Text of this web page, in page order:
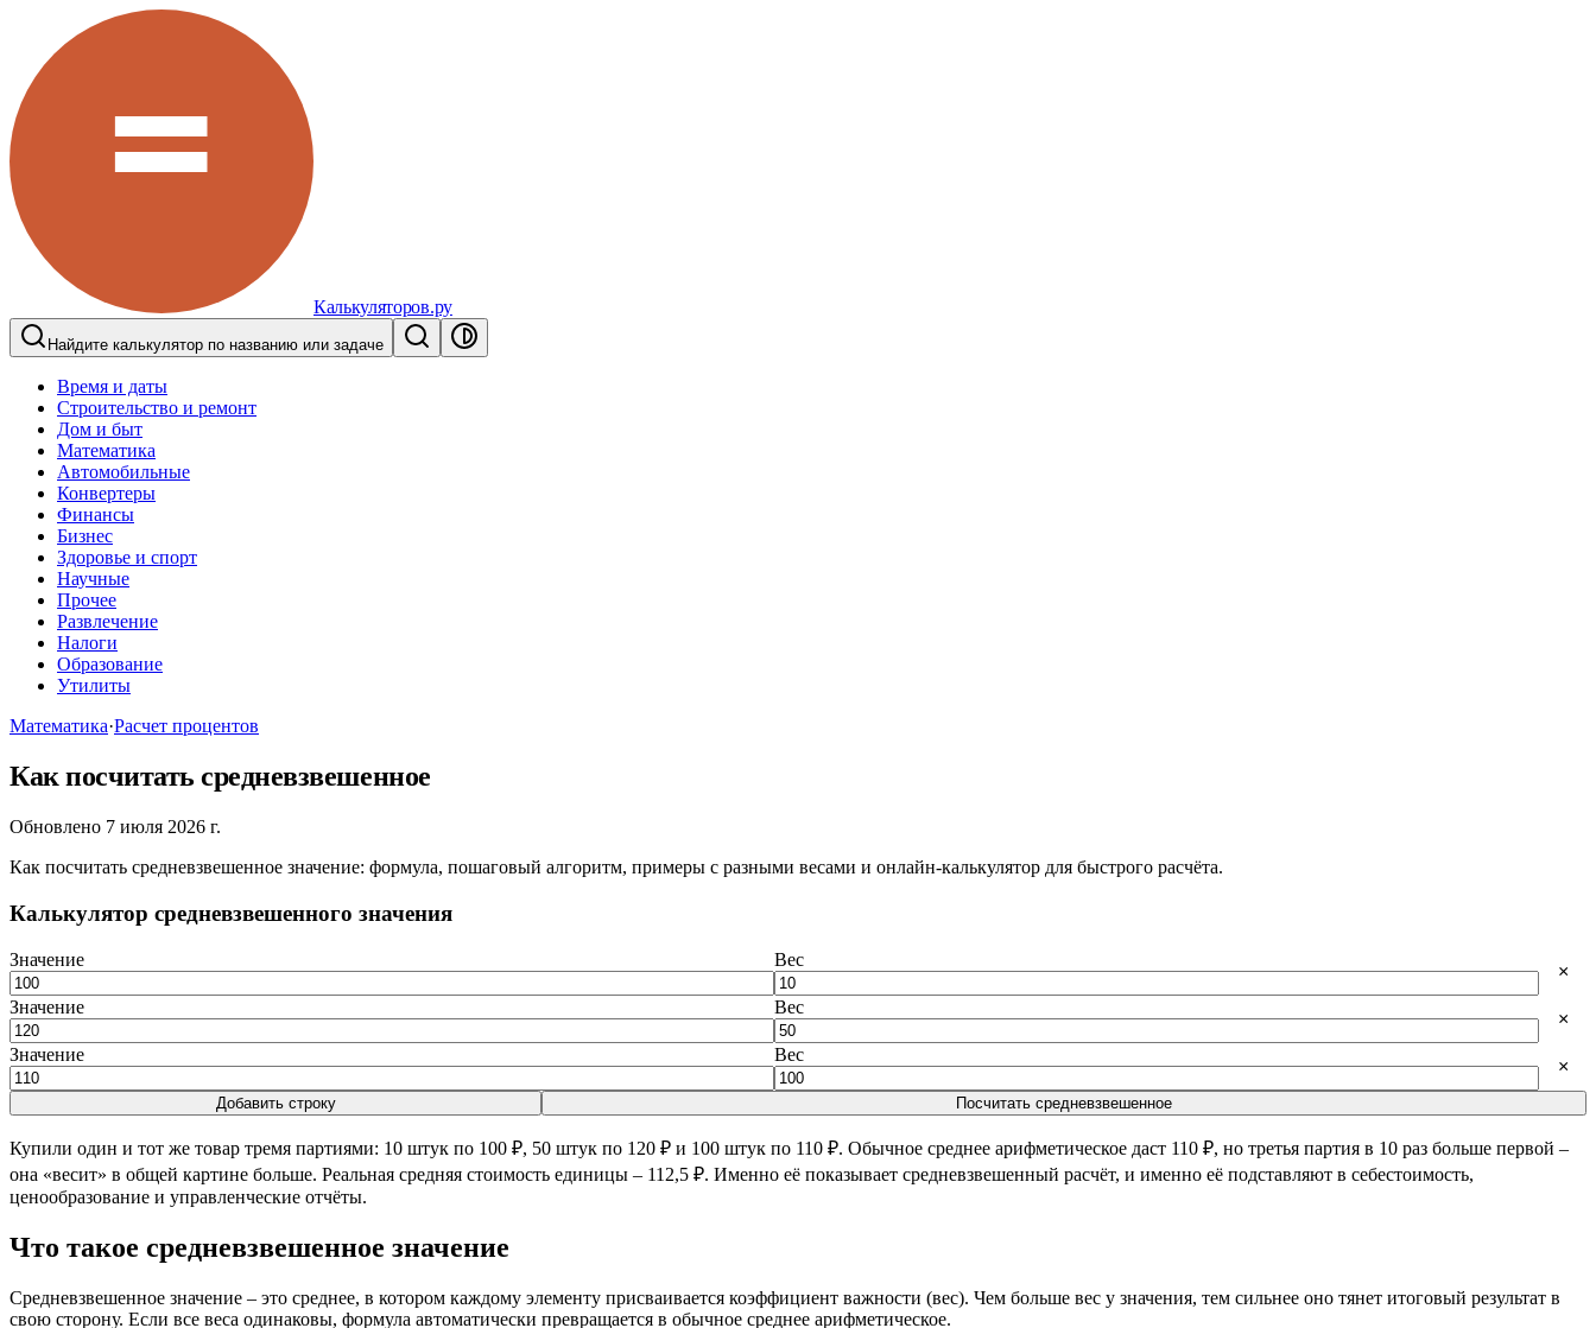
Калькуляторов.ру
Найдите калькулятор по названию или задаче
Время и даты
Строительство и ремонт
Дом и быт
Математика
Автомобильные
Конвертеры
Финансы
Бизнес
Здоровье и спорт
Научные
Прочее
Развлечение
Налоги
Образование
Утилиты
Математика·Расчет процентов
Как посчитать средневзвешенное
Обновлено 7 июля 2026 г.
Как посчитать средневзвешенное значение: формула, пошаговый алгоритм, примеры с разными весами и онлайн-калькулятор для быстрого расчёта.
Калькулятор средневзвешенного значения
Значение Вес
×
Значение
Вес
×
Значение
Вес
×
Добавить строку Посчитать средневзвешенное
Купили один и тот же товар тремя партиями: 10 штук по 100 ₽, 50 штук по 120 ₽ и 100 штук по 110 ₽. Обычное среднее арифметическое даст 110 ₽, но третья партия в 10 раз больше первой –
она «весит» в общей картине больше. Реальная средняя стоимость единицы – 112,5 ₽. Именно её показывает средневзвешенный расчёт, и именно её подставляют в себестоимость,
ценообразование и управленческие отчёты.
Что такое средневзвешенное значение
Средневзвешенное значение – это среднее, в котором каждому элементу присваивается коэффициент важности (вес). Чем больше вес у значения, тем сильнее оно тянет итоговый результат в
свою сторону. Если все веса одинаковы, формула автоматически превращается в обычное среднее арифметическое.